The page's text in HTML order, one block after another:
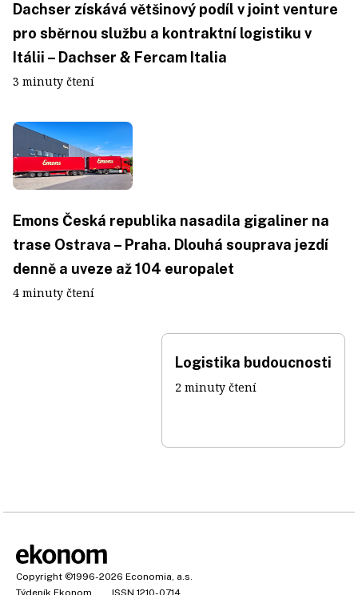
Dachser získává většinový podíl v joint venture
pro sběrnou službu a kontraktní logistiku v
Itálii – Dachser & Fercam Italia
3 minuty čtení
Emons Česká republika nasadila gigaliner na
trase Ostrava – Praha. Dlouhá souprava jezdí
denně a uveze až 104 europalet
4 minuty čtení
Logistika budoucnosti
2 minuty čtení
Copyright ©1996-2026 Economia, a.s.
Týdeník Ekonom
ISSN 1210-0714